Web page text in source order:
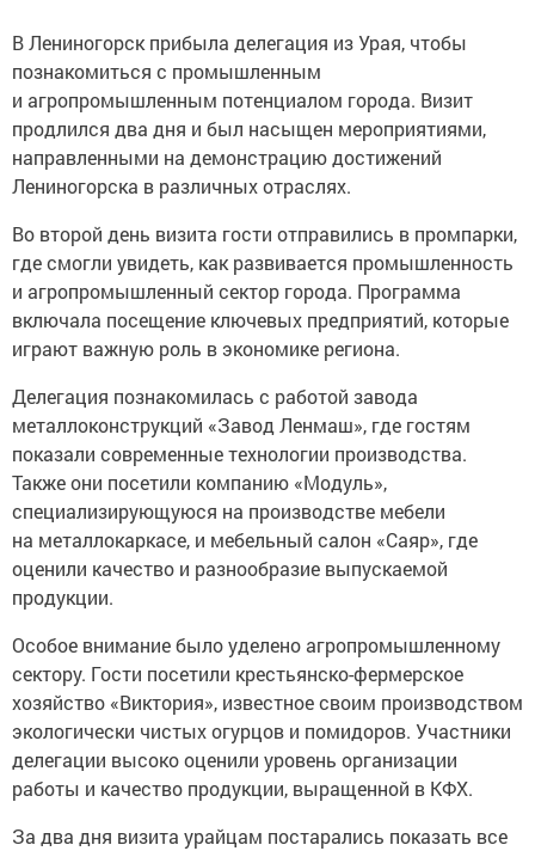
В Лениногорск прибыла делегация из Урая, чтобы
познакомиться с промышленным
и агропромышленным потенциалом города. Визит
продлился два дня и был насыщен мероприятиями,
направленными на демонстрацию достижений
Лениногорска в различных отраслях.
Во второй день визита гости отправились в промпарки,
где смогли увидеть, как развивается промышленность
и агропромышленный сектор города. Программа
включала посещение ключевых предприятий, которые
играют важную роль в экономике региона.
Делегация познакомилась с работой завода
металлоконструкций «Завод Ленмаш», где гостям
показали современные технологии производства.
Также они посетили компанию «Модуль»,
специализирующуюся на производстве мебели
на металлокаркасе, и мебельный салон «Саяр», где
оценили качество и разнообразие выпускаемой
продукции.
Особое внимание было уделено агропромышленному
сектору. Гости посетили крестьянско-фермерское
хозяйство «Виктория», известное своим производством
экологически чистых огурцов и помидоров. Участники
делегации высоко оценили уровень организации
работы и качество продукции, выращенной в КФХ.
За два дня визита урайцам постарались показать все